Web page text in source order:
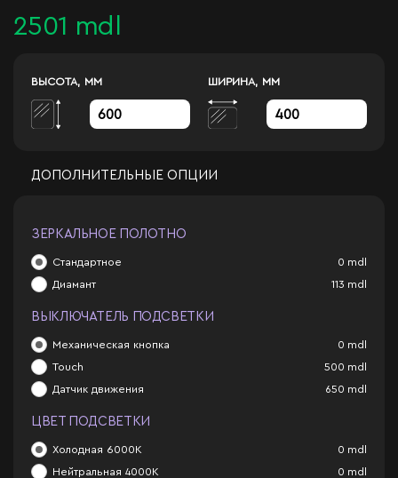
2501 mdl
ВЫСОТА, ММ ШИРИНА, ММ
ДОПОЛНИТЕЛЬНЫЕ ОПЦИИ
ЗЕРКАЛЬНОЕ ПОЛОТНО
Стандартное 0 mdl
Диамант 113 mdl
ВЫКЛЮЧАТЕЛЬ ПОДСВЕТКИ
Механическая кнопка 0 mdl
Touch 500 mdl
Датчик движения 650 mdl
ЦВЕТ ПОДСВЕТКИ
Холодная 6000К 0 mdl
Нейтральная 4000К 0 mdl